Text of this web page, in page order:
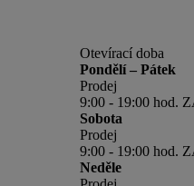
Otevírací doba
Pondělí – Pátek
Prodej
9:00 - 19:00 hod.
Sobota
Prodej
9:00 - 19:00 hod.
Neděle